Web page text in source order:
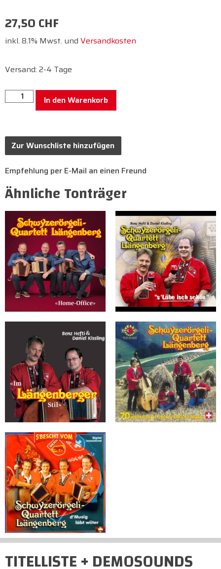
27,50CHF
inkl. 8.1% Mwst. und Versandkosten
Versand: 2-4 Tage
In den Warenkorb
Zur Wunschliste hinzufügen
Empfehlung per E-Mail an einen Freund
Ähnliche Tonträger
TITELLISTE + DEMOSOUNDS